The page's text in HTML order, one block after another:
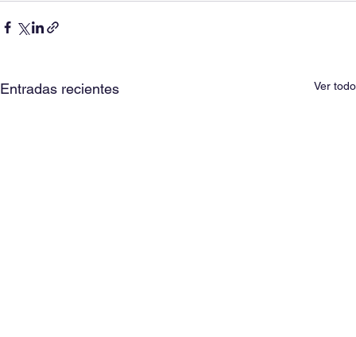
Entradas recientes Ver todo